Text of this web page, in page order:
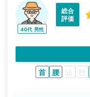
40代 男性
総合
評価
首 腰 頭 肘